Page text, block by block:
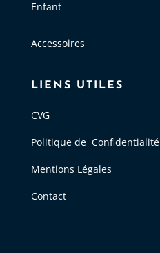
Enfant
Accessoires
LIENS UTILES
CVG
Politique de Confidentialité
Mentions Légales
Contact